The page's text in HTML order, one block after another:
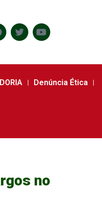
Denúncia Ética
no